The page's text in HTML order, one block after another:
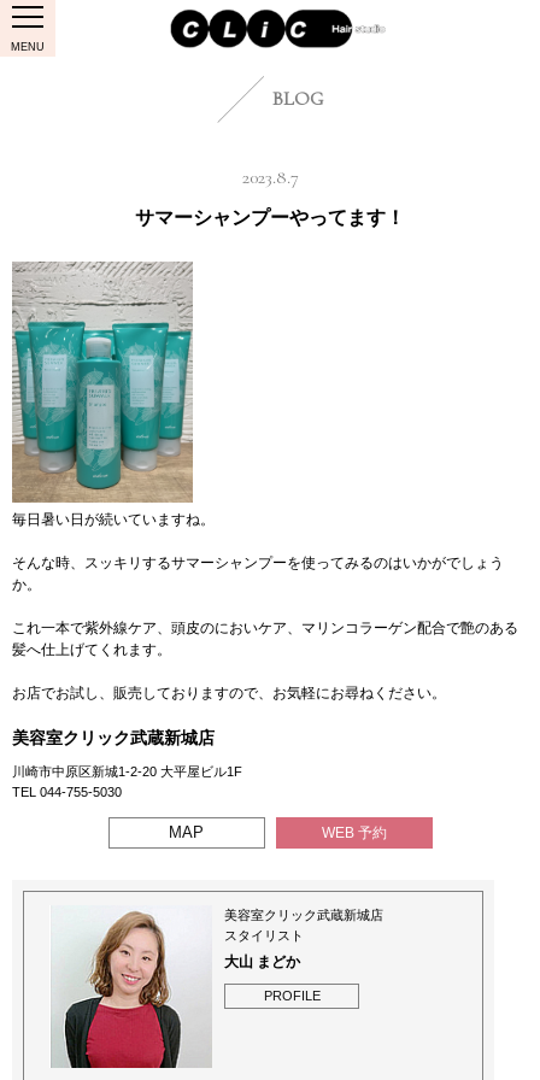
MENU
BLOG
2023.8.7
サマーシャンプーやってます！
毎日暑い日が続いていますね。
そんな時、スッキリするサマーシャンプーを使ってみるのはいかがでしょう
か。
これ一本で紫外線ケア、頭皮のにおいケア、マリンコラーゲン配合で艶のある
髪へ仕上げてくれます。
お店でお試し、販売しておりますので、お気軽にお尋ねください。
美容室クリック武蔵新城店
川崎市中原区新城1-2-20 大平屋ビル1F
TEL 044-755-5030
MAP WEB 予約
美容室クリック武蔵新城店
スタイリスト
大山 まどか
PROFILE